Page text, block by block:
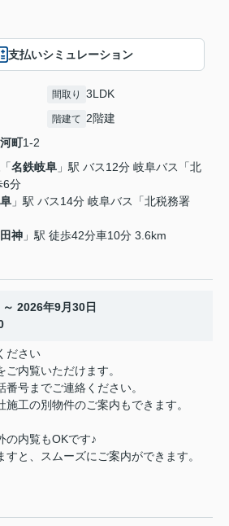
支払いシミュレーション
間取り 3LDK
階建て 2階建
町1-2
「名鉄岐阜 」駅 バス12分 岐阜バス「北
6分
」駅 バス14分 岐阜バス「北税務署
田神 」駅 徒歩42分車10分 3.6km
2026年9月30日
ださい
内覧いただけます。
号までご連絡ください。
工の別物件のご案内もできます。
の内覧もOKです♪
と、スムーズにご案内ができます。